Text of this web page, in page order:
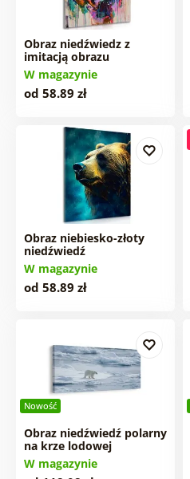
Obraz niedźwiedz z
imitacją obrazu
W magazynie
od 58.89 zł
Obraz niebiesko-złoty
niedźwiedź
W magazynie
od 58.89 zł
Nowość
Obraz niedźwiedź polarny
na krze lodowej
W magazynie